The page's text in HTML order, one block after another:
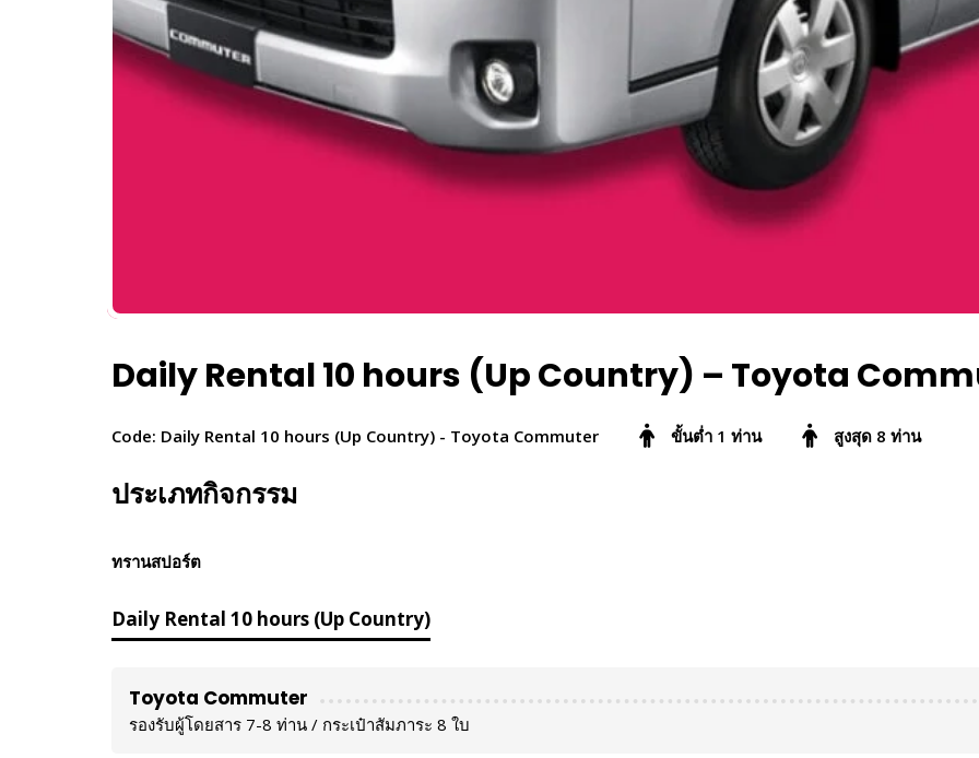
Daily Rental 10 hours (Up Country) – Toyota
Code: Daily Rental 10 hours (Up Country) - Toyota Commuter ขั้นต่ำ 1 ท่าน สูงสุด 8 ท่าน
ประเภทกิจกรรม
ทรานสปอร์ต
Daily Rental 10 hours (Up Country)
Toyota Commuter
รองรับผู้โดยสาร 7-8 ท่าน / กระเป๋าสัมภาระ 8 ใบ